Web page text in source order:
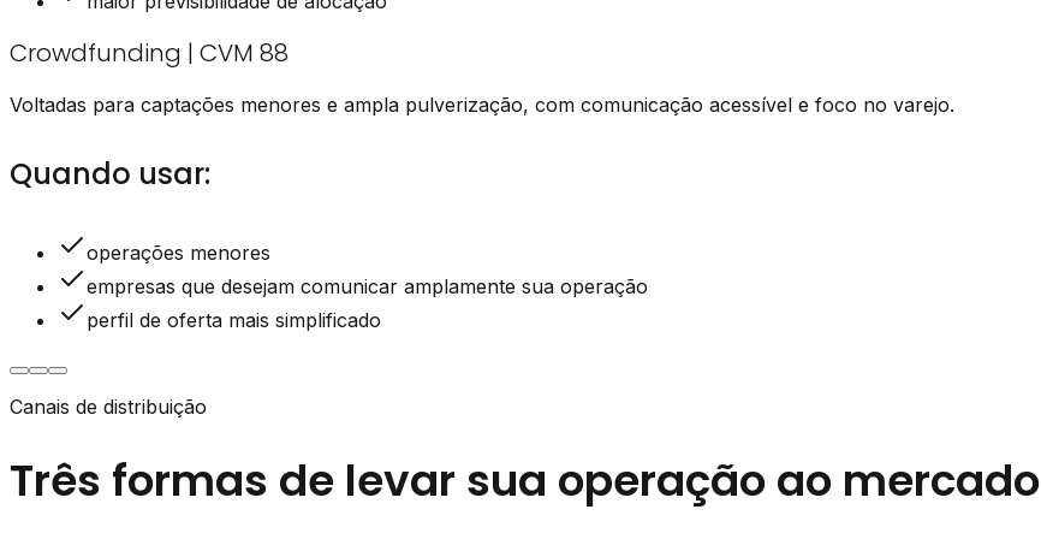
Crowdfunding | CVM 88
Voltadas para captações menores e ampla pulverização, com comunicação acessível e foco no varejo.
Quando usar:
operações menores
empresas que desejam comunicar amplamente sua operação
perfil de oferta mais simplificado
Canais de distribuição
Três formas de levar sua operação ao mercado